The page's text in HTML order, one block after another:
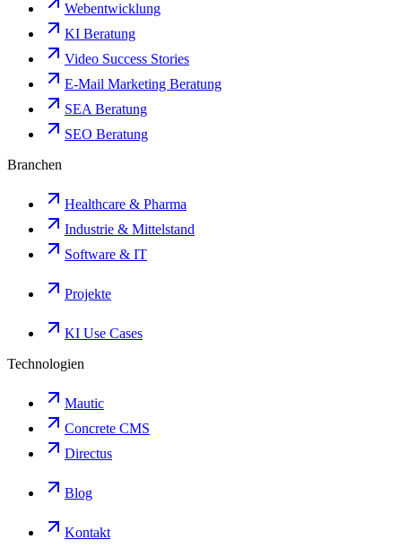
Webentwicklung
KI Beratung
Video Success Stories
E-Mail Marketing Beratung
SEA Beratung
SEO Beratung
Branchen
Healthcare & Pharma
Industrie & Mittelstand
Software & IT
Projekte
KI Use Cases
Technologien
Mautic
Concrete CMS
Directus
Blog
Kontakt